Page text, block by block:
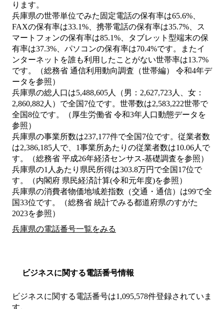
ります。
兵庫県の世帯単位でみた固定電話の保有率は65.6%、
FAXの保有率は33.1%、携帯電話の保有率は35.7%、ス
マートフォンの保有率は85.1%、タブレット型端末の保
有率は37.3%、パソコンの保有率は70.4%です。またイ
ンターネットを誰も利用したことがない世帯率は13.7%
です。（総務省 通信利用動向調査（世帯編） 令和4年デ
ータを参照）
兵庫県の総人口は5,488,605人（男：2,627,723人、女：
2,860,882人）で全国7位です。世帯数は2,583,222世帯で
全国8位です。（厚生労働省 令和3年人口動態データを
参照）
兵庫県の事業所数は237,177件で全国7位です。従業者数
は2,386,185人で、1事業所あたりの従業者数は10.06人で
す。（総務省 平成26年経済センサス‐基礎調査を参照）
兵庫県の1人あたり県民所得は303.8万円で全国17位で
す。（内閣府 県民経済計算(令和元年度)を参照）
兵庫県の消費者物価地域差指数（交通・通信）は99で全
国33位です。（総務省 統計でみる都道府県のすがた
2023を参照）
兵庫県の電話番号一覧をみる
ビジネスに関する電話番号情報
ビジネスに関する電話番号は1,095,578件登録されていま